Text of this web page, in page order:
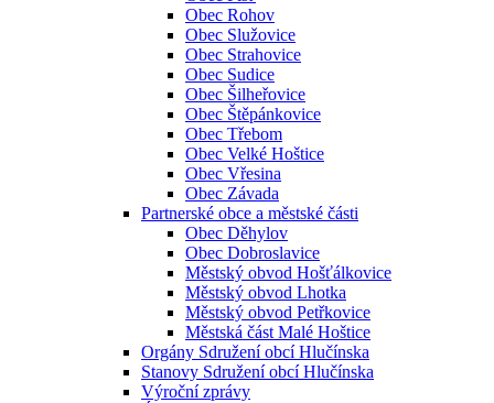
Obec Rohov
Obec Služovice
Obec Strahovice
Obec Sudice
Obec Šilheřovice
Obec Štěpánkovice
Obec Třebom
Obec Velké Hoštice
Obec Vřesina
Obec Závada
Partnerské obce a městské části
Obec Děhylov
Obec Dobroslavice
Městský obvod Hošťálkovice
Městský obvod Lhotka
Městský obvod Petřkovice
Městská část Malé Hoštice
Orgány Sdružení obcí Hlučínska
Stanovy Sdružení obcí Hlučínska
Výroční zprávy